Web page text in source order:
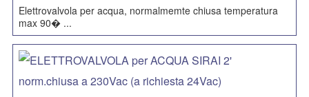
Elettrovalvola per acqua, normalmemte chiusa temperatura
max 90� ...